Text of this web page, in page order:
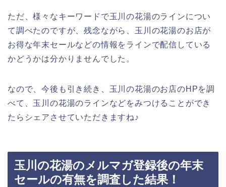
ただ、様々なキーワードで玉川の花湯のラインについ
て調べたのですが、残念ながら、玉川の花湯のお店が
お得な年末セールなどの情報をラインで配信している
かどうかは分かりませんでした。
なので、今後も引き続き、玉川の花湯のお店のHPを調
べて、玉川の花湯のラインなどをみつけることができ
たらシェアさせていただきますね♪
玉川の花湯のメルマガ登録後の年末
セールの有無を調査した結果！